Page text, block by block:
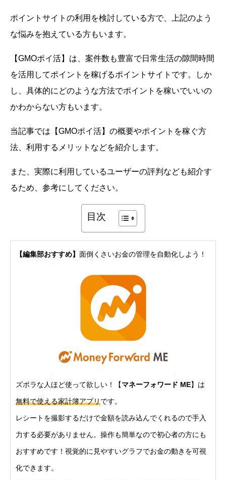
ポイントサイトの利用を検討している方で、上記のよう
な悩みを抱えている方もいます。
【GMOポイ活】は、案件数も豊富で日常生活の隙間時間
を活用してポイントを稼げるポイントサイトです。しか
し、具体的にどのような方法でポイントを稼いでいいの
かわからない方もいます。
当記事では【GMOポイ活】の概要やポイントを稼ぐ方
法、利用するメリットなどを紹介します。
また、実際に利用しているユーザーの評判なども紹介す
るため、参考にしてください。
目次
【編集部おすすめ】 面倒くさいお金の管理を自動化しよう！
ズボラな人ほど使って欲しい！【マネーフォワード ME】は
無料で使える家計簿アプリです。
レシートを撮影するだけで金額を読み込んでくれるので手入
力する必要がありません。操作も簡単なので初心者の方にも
おすすめです！視覚的に見やすいグラフでお金の動きを可視
化できます。